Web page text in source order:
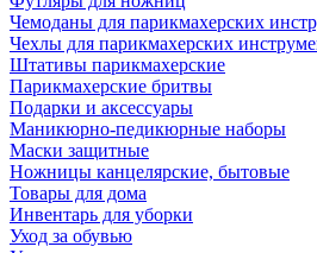
Чемоданы для парикмахерских
Чехлы для парикмахерских
Штативы парикмахерские
Парикмахерские бритвы
Подарки и аксессуары
Маникюрно-педикюрные наборы
Маски защитные
Ножницы канцелярские, бытовые
Товары для дома
Инвентарь для уборки
Уход за обувью